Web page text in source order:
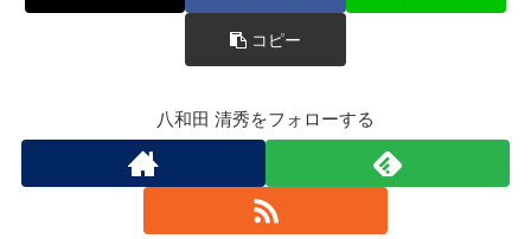
o コピー
八和田 清秀をフォローする